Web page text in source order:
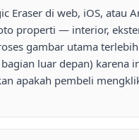
Eraser di web, iOS, atau
properti — interior,
gambar utama
luar depan) karena
apakah pembeli